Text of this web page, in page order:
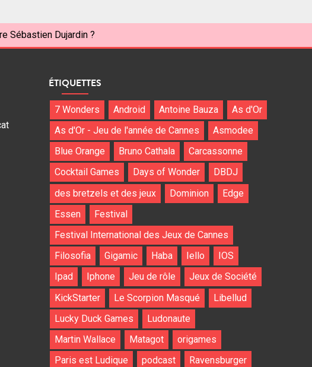
Sébastien Dujardin ?
ÉTIQUETTES
7 Wonders Android Antoine Bauza
As d'Or
As d'Or - Jeu de l'année de Cannes
Asmodee
Blue Orange
Bruno Cathala
Carcassonne
Cocktail Games
Days of Wonder
DBDJ
des bretzels et des jeux
Dominion
Edge
Essen
Festival
Festival International des Jeux de Cannes
Filosofia
Gigamic Haba Iello
IOS
Ipad
Iphone Jeu de rôle
Jeux de Société
KickStarter
Le Scorpion Masqué
Libellud
Lucky Duck Games
Ludonaute
Martin Wallace
Matagot
origames
Paris est Ludique
podcast Ravensburger